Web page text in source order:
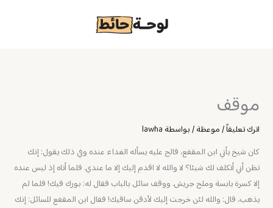
موقف
اترك تعليقاً/موعظة/ بواسطة lawha
كان شيخ يأتي ابن المقفع، فالح عليه يسأله الغداء عنده وفي ذلك يقول: إنك
تظن أني أتكلف لك شيئا؟ لا والله لا اقدم إليك إلا ما عندي. فلما أتاه إذ ليس عنده
إلا كسرة يابسة وملح جريش. ووقف سائل بالباب فقال له: بورك فيك! فلما لم
يذهب، ‏قال: والله لئن خرجت إليك لأدقن ساقيك! فقال ابن المقفع للسائل: إنك